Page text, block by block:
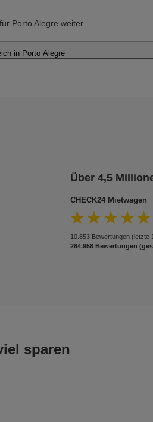
Porto Alegre weiter
in Porto Alegre
Über 4,5
CHECK24 Mietwagen
10.853 Bewertungen (letzte
284.958 Bewertungen
sparen